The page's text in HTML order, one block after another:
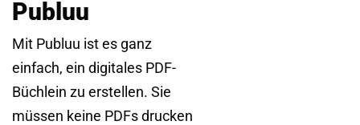
Publuu
Mit Publuu ist es ganz
einfach, ein digitales PDF-
Büchlein zu erstellen. Sie
müssen keine PDFs drucken